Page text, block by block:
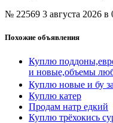
№ 22569 3 августа 2026
Похожие объявления
Куплю
и новые,объемы
Куплю новые и бу
Куплю катер
Продам натр едкий
Куплю трёхокись